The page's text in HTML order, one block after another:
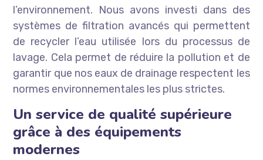
l’environnement. Nous avons investi dans des
systèmes de filtration avancés qui permettent
de recycler l’eau utilisée lors du processus de
lavage. Cela permet de réduire la pollution et de
garantir que nos eaux de drainage respectent les
normes environnementales les plus strictes.
Un service de qualité supérieure
grâce à des équipements
modernes